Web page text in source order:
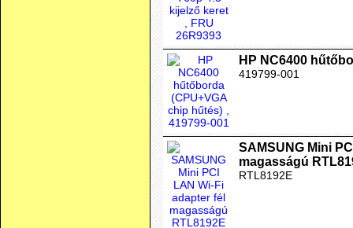
HP NC6400
419799-001
SAMSUNG Mini
magasságú
RTL8192E